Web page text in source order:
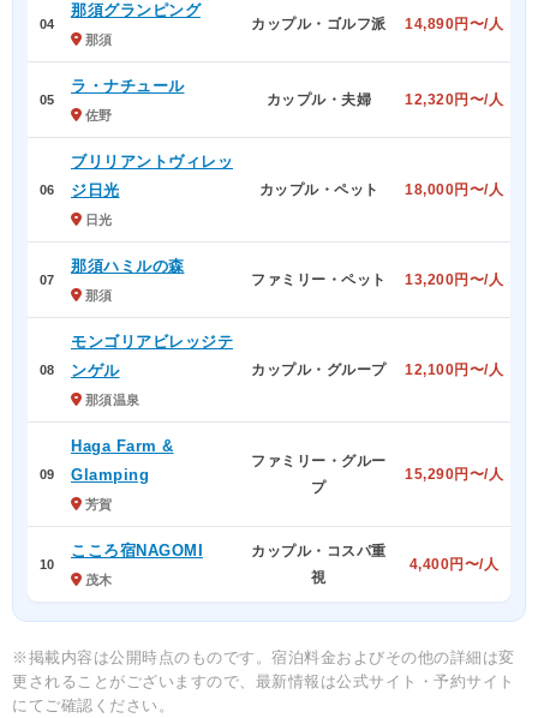
04
那須グランピング
那須
カップル・ゴルフ派 14,890円〜/人
05
ラ・ナチュール
佐野
カップル・夫婦 12,320円〜/人
06
ブリリアントヴィレッ
ジ日光
日光
カップル・ペット 18,000円〜/人
07
那須ハミルの森
那須
ファミリー・ペット 13,200円〜/人
08
モンゴリアビレッジテ
ンゲル
那須温泉
カップル・グループ 12,100円〜/人
09
Haga Farm &
Glamping
芳賀
ファミリー・グルー
プ
15,290円〜/人
10
こころ宿NAGOMI
茂木
カップル・コスパ重
視
4,400円〜/人
※掲載内容は公開時点のものです。宿泊料金およびその他の詳細は変
更されることがございますので、最新情報は公式サイト・予約サイト
にてご確認ください。